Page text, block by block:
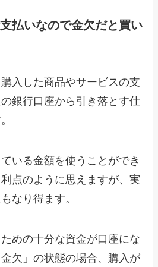
払いなので金欠だと買い
入した商品やサービスの支
銀行口座から引き落とす仕
いる金額を使うことができ
点のように思えますが、実
なり得ます。
めの十分な資金が口座にな
欠」の状態の場合、購入が